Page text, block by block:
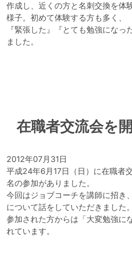
作成し、近くの方と名刺交換を体
様子。初めて体験する方も多く、
『緊張した』『とても勉強にな
ました。
在職者交流会を
2012年07月31日
平成24年6月17日（日）に在職者
名の参加がありました。
今回はジョブコーチを講師に招き
について話をしていただきました。
参加された方からは「大変勉強に
れています。